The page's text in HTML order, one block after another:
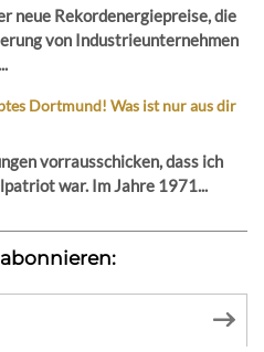
neue Rekordenergiepreise, die
von Industrieunternehmen
Dortmund! Was ist nur aus dir
vorrausschicken, dass ich
war. Im Jahre 1971...